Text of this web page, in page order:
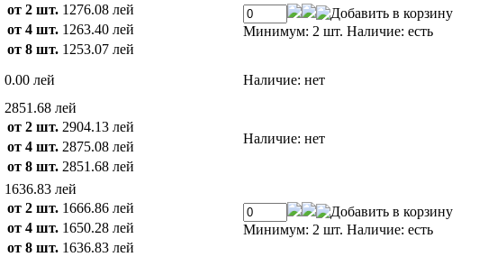
от 2 шт. 1276.08 лей
от 4 шт. 1263.40 лей
от 8 шт. 1253.07 лей
Минимум: 2 шт. Наличие: есть
0.00 лей Наличие: нет
2851.68 лей
от 2 шт. 2904.13 лей
от 4 шт. 2875.08 лей
от 8 шт. 2851.68 лей
Наличие: нет
1636.83 лей
от 2 шт. 1666.86 лей
от 4 шт. 1650.28 лей
от 8 шт. 1636.83 лей
Минимум: 2 шт. Наличие: есть